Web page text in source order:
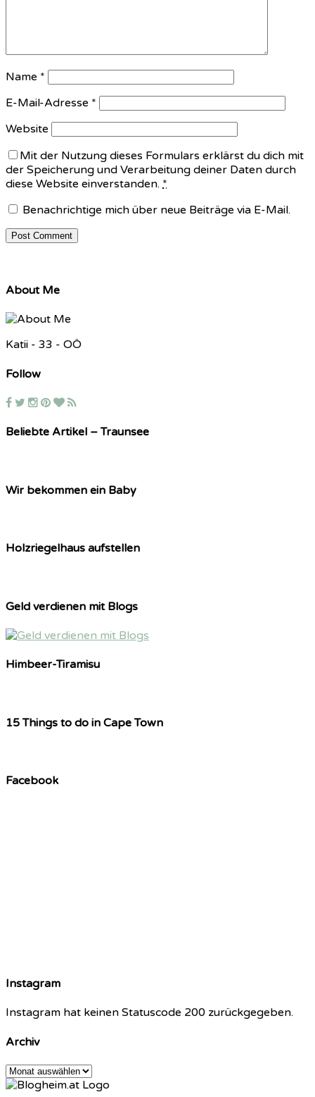
Name *
E-Mail-Adresse *
Website
Mit der Nutzung dieses Formulars erklärst du dich mit
der Speicherung und Verarbeitung deiner Daten durch
diese Website einverstanden. *
Benachrichtige mich über neue Beiträge via E-Mail.
About Me
Katii - 33 - OÖ
Follow
Beliebte Artikel – Traunsee
Wir bekommen ein Baby
Holzriegelhaus aufstellen
Geld verdienen mit Blogs
Himbeer-Tiramisu
15 Things to do in Cape Town
Facebook
Instagram
Instagram hat keinen Statuscode 200 zurückgegeben.
Archiv
Archiv